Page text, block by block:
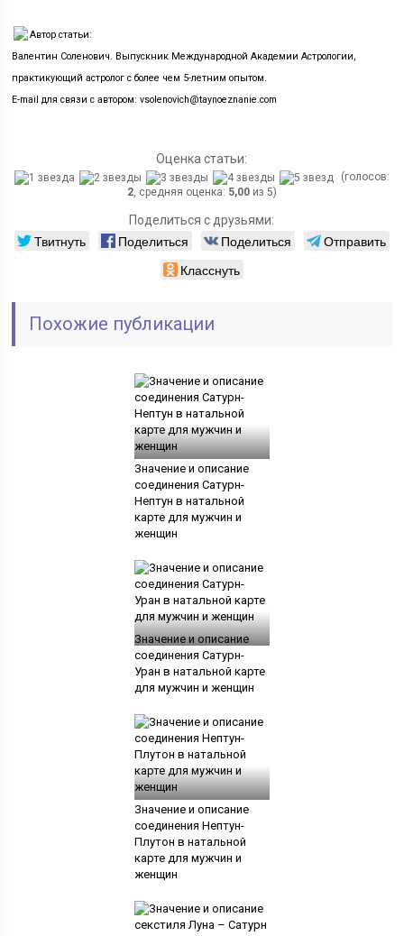
Автор статьи:
Валентин Соленович. Выпускник Международной Академии Астрологии,
практикующий астролог с более чем 5-летним опытом.
E-mail для связи с автором: vsolenovich@taynoeznanie.com
Оценка статьи:
(голосов:
2, средняя оценка: 5,00из 5)
Поделиться с друзьями:
Твитнуть Поделиться Поделиться
Отправить
Класснуть
Похожие публикации
Значение и описание
соединения Сатурн-
Нептун в натальной
карте для мужчин и
женщин
Значение и описание
соединения Сатурн-
Уран в натальной карте
для мужчин и женщин
Значение и описание
соединения Нептун-
Плутон в натальной
карте для мужчин и
женщин